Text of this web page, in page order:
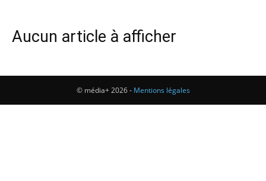
Aucun article à afficher
© média+ 2026 - Mentions légales